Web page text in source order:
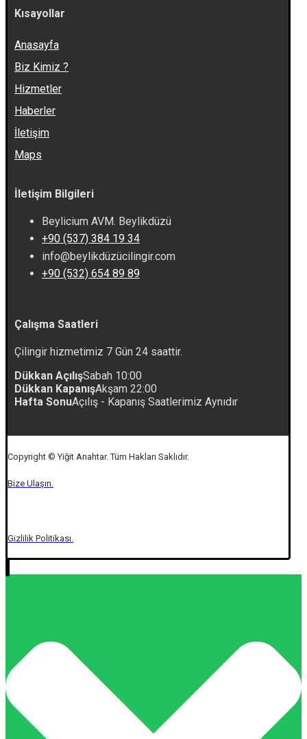
Kısayollar
Anasayfa
Biz Kimiz ?
Hizmetler
Haberler
İletişim
Maps
İletişim Bilgileri
Beylicium AVM. Beylikdüzü
+90 (537) 384 19 34
info@beylikdüzücilingir.com
+90 (532) 654 89 89
Çalışma Saatleri
Çilingir hizmetimiz 7 Gün 24 saattir.
Dükkan AçılışSabah 10:00
Dükkan KapanışAkşam 22:00
Hafta SonuAçılış - Kapanış Saatlerimiz Aynıdır
Copyright © Yiğit Anahtar. Tüm Hakları Saklıdır.
Bize Ulaşın.
Gizlilik Politikası.